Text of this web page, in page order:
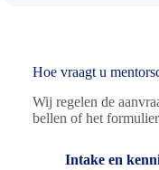
Hoe vraagt u
Wij regelen de
bellen of het
Intake en